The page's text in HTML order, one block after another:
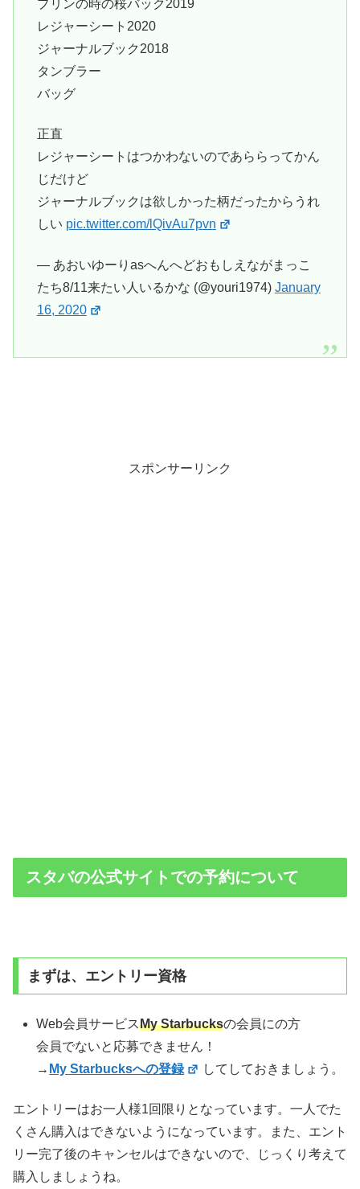
プリンの時の桜バック2019
レジャーシート2020
ジャーナルブック2018
タンブラー
バッグ
正直
レジャーシートはつかわないのであららってかん
じだけど
ジャーナルブックは欲しかった柄だったからうれ
しい pic.twitter.com/lQivAu7pvn
— あおいゆーりasへんへどおもしえながまっこ
たち8/11来たい人いるかな (@youri1974) January
16, 2020
スポンサーリンク
スタバの公式サイトでの予約について
まずは、エントリー資格
Web会員サービスMy Starbucksの会員にの方
会員でないと応募できません！
→ My Starbucksへの登録 してしておきましょう。
エントリーはお一人様1回限りとなっています。一人でた
くさん購入はできないようになっています。また、エント
リー完了後のキャンセルはできないので、じっくり考えて
購入しましょうね。